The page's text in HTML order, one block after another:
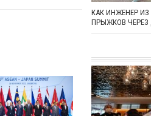
КАК ИНЖЕНЕР
ПРЫЖКОВ ЧЕРЕЗ